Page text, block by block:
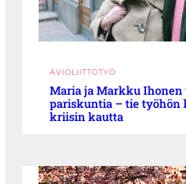
AVIOLIITTOTYÖ
Maria ja Markku
pariskuntia – tie työhön
kriisin kautta